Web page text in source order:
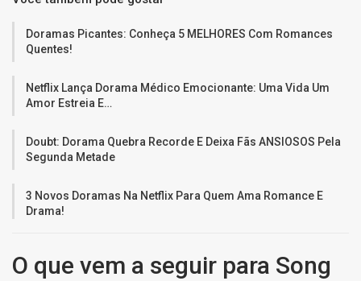
Doramas Picantes: Conheça 5 MELHORES Com Romances
Quentes!
Netflix Lança Dorama Médico Emocionante: Uma Vida Um
Amor Estreia E…
Doubt: Dorama Quebra Recorde E Deixa Fãs ANSIOSOS Pela
Segunda Metade
3 Novos Doramas Na Netflix Para Quem Ama Romance E
Drama!
O que vem a seguir para Song